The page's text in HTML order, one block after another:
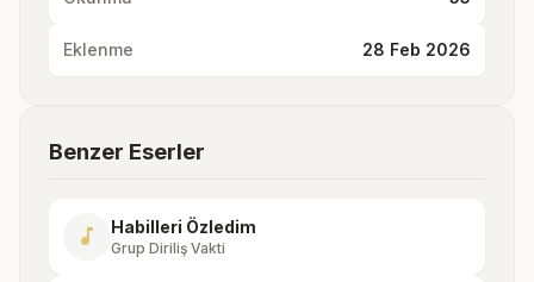
Eklenme 28 Feb 2026
Benzer Eserler
music_note Habilleri Özledim
Grup Diriliş Vakti